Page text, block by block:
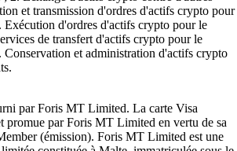
et transmission d'ordres d'actifs crypto pour
Exécution d'ordres d'actifs crypto pour le
de transfert d'actifs crypto pour le
Conservation et administration d'actifs crypto
par Foris MT Limited. La carte Visa
promue par Foris MT Limited en vertu de sa
(émission). Foris MT Limited est une